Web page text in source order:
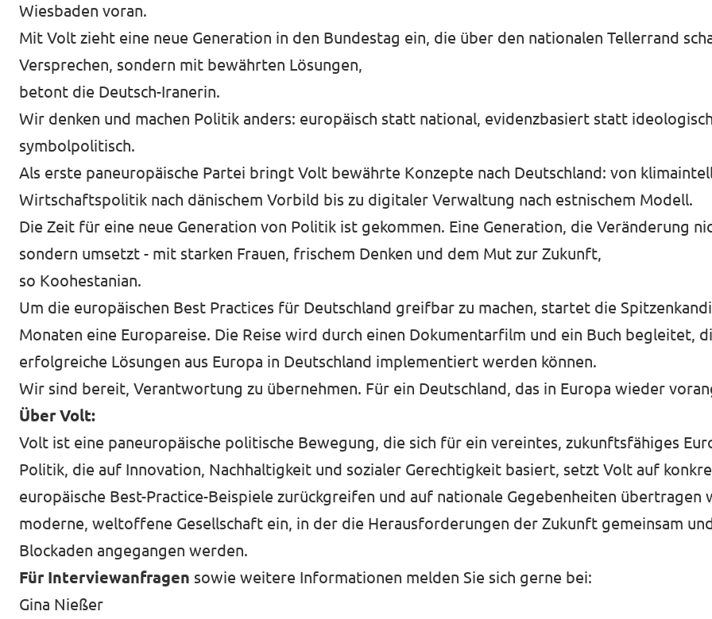
Wiesbaden voran.
Mit Volt zieht eine neue Generation in den Bundestag ein, die über den nationalen Tellerrand
Versprechen, sondern mit bewährten Lösungen,
betont die Deutsch-Iranerin.
Wir denken und machen Politik anders: europäisch statt national, evidenzbasiert statt
symbolpolitisch.
Als erste paneuropäische Partei bringt Volt bewährte Konzepte nach Deutschland: von
Wirtschaftspolitik nach dänischem Vorbild bis zu digitaler Verwaltung nach estnischem Modell.
Die Zeit für eine neue Generation von Politik ist gekommen. Eine Generation, die Veränderung
sondern umsetzt - mit starken Frauen, frischem Denken und dem Mut zur Zukunft,
so Koohestanian.
Um die europäischen Best Practices für Deutschland greifbar zu machen, startet die
Monaten eine Europareise. Die Reise wird durch einen Dokumentarfilm und ein Buch begleitet,
erfolgreiche Lösungen aus Europa in Deutschland implementiert werden können.
Wir sind bereit, Verantwortung zu übernehmen. Für ein Deutschland, das in Europa wieder
Über Volt:
Volt ist eine paneuropäische politische Bewegung, die sich für ein vereintes, zukunftsfähiges
Politik, die auf Innovation, Nachhaltigkeit und sozialer Gerechtigkeit basiert, setzt Volt auf
europäische Best-Practice-Beispiele zurückgreifen und auf nationale Gegebenheiten
moderne, weltoffene Gesellschaft ein, in der die Herausforderungen der Zukunft gemeinsam
Blockaden angegangen werden.
Für Interviewanfragen sowie weitere Informationen melden Sie sich gerne bei:
Gina Nießer